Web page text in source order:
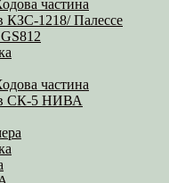
частина
КЗС-1218/ Палессе
частина
СК-5 НИВА